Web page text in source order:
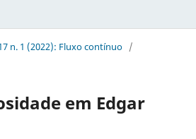
n. 1 (2022): Fluxo contínuo /
em Edgar